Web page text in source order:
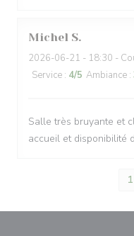
Michel S
2026-06-21 - 18:30 -
Service : 4/5 Ambiance :
Salle très bruyante et
accueil et disponibilité
1